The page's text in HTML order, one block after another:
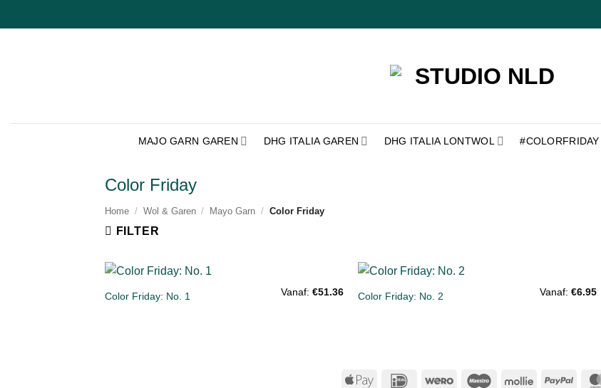
naar
MAJO GARN GAREN DHG ITALIA GAREN DHG ITALIA LONTWOL #COLORFRIDAY
Color Friday
Home / Wol & Garen / Mayo Garn / Color Friday
FILTER
+
Color Friday: No. 1 Vanaf:€51.36
+
Color Friday: No. 2 Vanaf:€6.95
Apple
IDeal Wero Maestro Mollie PayPal